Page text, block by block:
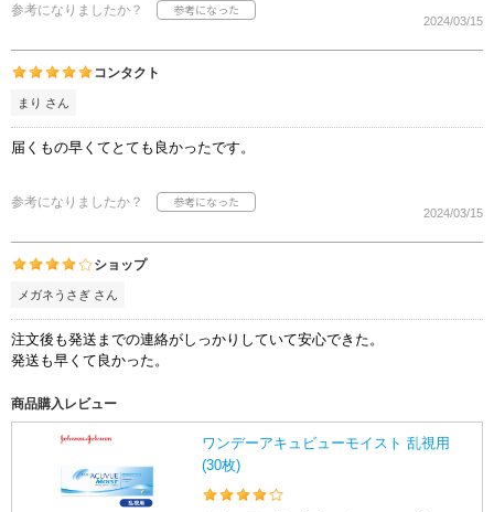
参考になりましたか？
2024/03/15
コンタクト
まり さん
届くもの早くてとても良かったです。
参考になりましたか？
2024/03/15
ショップ
メガネうさぎ さん
注文後も発送までの連絡がしっかりしていて安心できた。
発送も早くて良かった。
商品購入レビュー
ワンデーアキュビューモイスト 乱視用
(30枚)